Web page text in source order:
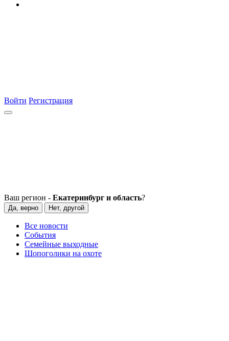
Войти Регистрация
Ваш регион - Екатеринбург и область?
Да, верно Нет, другой
Все новости
События
Семейные выходные
Шопоголики на охоте